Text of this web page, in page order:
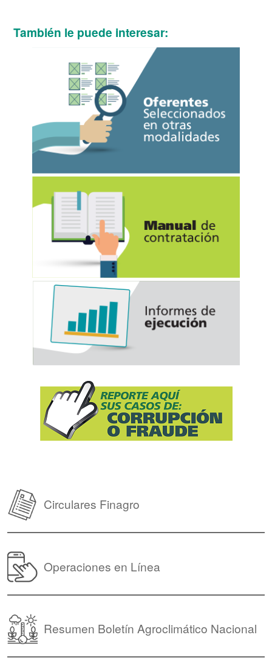
También le puede interesar:
Circulares Finagro
Operaciones en Línea
Resumen Boletín Agroclimático Nacional